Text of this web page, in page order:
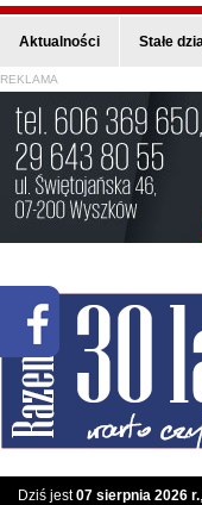
Aktualności Stałe
REKLAMA
Dziś jest07 sierpnia 2026 r.